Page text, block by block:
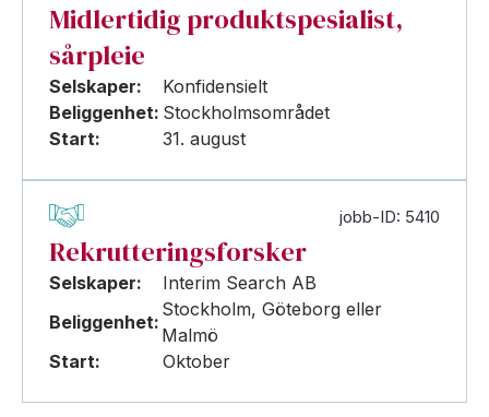
Midlertidig produktspesialist,
sårpleie
Selskaper:
Konfidensielt
Beliggenhet: Stockholmsområdet
Start:
31. august
jobb-ID: 5410
Rekrutteringsforsker
Selskaper:
Interim Search AB
Beliggenhet:
Stockholm, Göteborg eller
Malmö
Start:
Oktober